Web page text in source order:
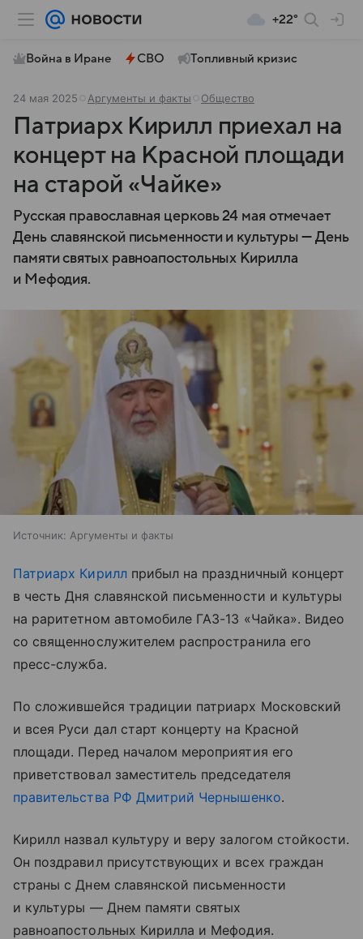
+22°
Война в Иране СВО Топливный кризис
24 мая 2025 Аргументы и факты Общество
Патриарх Кирилл приехал на
концерт на Красной площади
на старой «Чайке»
Русская православная церковь 24 мая отмечает
День славянской письменности и культуры — День
памяти святых равноапостольных Кирилла
и Мефодия.
Источник: Аргументы и факты
Патриарх Кириллприбыл на праздничный концерт
в честь Дня славянской письменности и культуры
на раритетном автомобиле ГАЗ-13 «Чайка». Видео
со священнослужителем распространила его
пресс-служба.
По сложившейся традиции патриарх Московский
и всея Руси дал старт концерту на Красной
площади. Перед началом мероприятия его
приветствовал заместитель председателя
правительства РФ Дмитрий Чернышенко.
Кирилл назвал культуру и веру залогом стойкости.
Он поздравил присутствующих и всех граждан
страны с Днем славянской письменности
и культуры — Днем памяти святых
равноапостольных Кирилла и Мефодия.